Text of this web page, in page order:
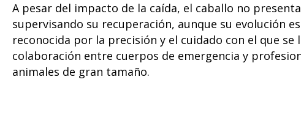
A pesar del impacto de la caída, el caballo no
supervisando su recuperación, aunque su evolución
reconocida por la precisión y el cuidado con el que
colaboración entre cuerpos de emergencia y
animales de gran tamaño.